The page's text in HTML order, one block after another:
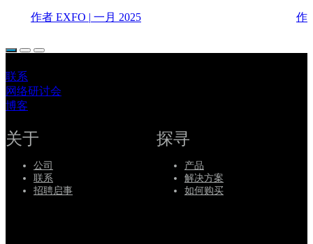
作者 EXFO | 一月 2025 作
联系
网络研讨会
博客
关于
公司
联系
招聘启事
探寻
产品
解决方案
如何购买